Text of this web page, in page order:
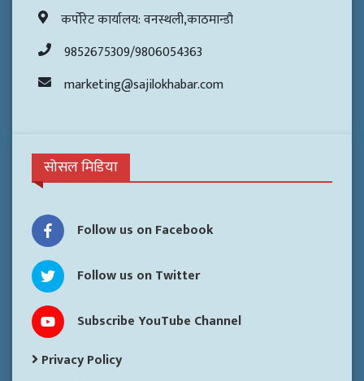
कर्पोरेट कार्यालय: वनस्थली,काठमान्डौ
9852675309/9806054363
marketing@sajilokhabar.com
सोसल मिडिया
Follow us on Facebook
Follow us on Twitter
Subscribe YouTube Channel
Privacy Policy